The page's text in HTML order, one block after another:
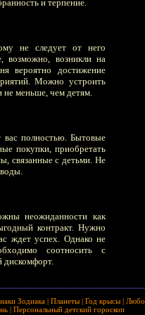
и терпение.
не следует от него
возможно, возникли на
вероятно достижение
Можно устроить
не меньше, чем детям.
вас полностью. Бытовые
покупки, приобретать
связанные с детьми. Не
неожиданности как
контракт. Нужно
ждет успех. Однако не
соотносить с
дискомфорт.
Зодиака | Планеты | Год крысы |
| Персональный детский гороскоп